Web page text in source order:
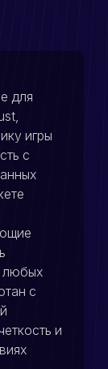
для
игры
с
любых
с
и